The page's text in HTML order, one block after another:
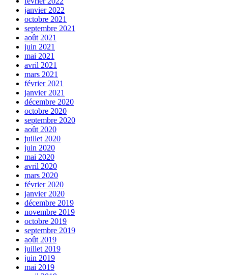
janvier 2022
octobre 2021
septembre 2021
août 2021
juin 2021
mai 2021
avril 2021
mars 2021
février 2021
janvier 2021
décembre 2020
octobre 2020
septembre 2020
août 2020
juillet 2020
juin 2020
mai 2020
avril 2020
mars 2020
février 2020
janvier 2020
décembre 2019
novembre 2019
octobre 2019
septembre 2019
août 2019
juillet 2019
juin 2019
mai 2019